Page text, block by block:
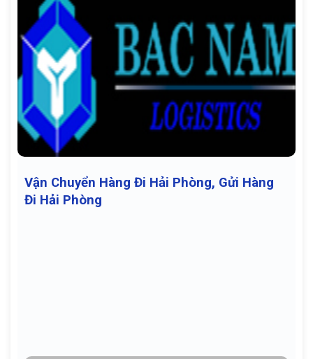
Vận Chuyển Hàng Đi Hải Phòng, Gửi Hàng
Đi Hải Phòng